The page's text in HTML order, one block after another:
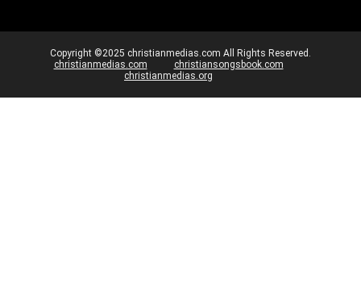
Copyright ©2025 christianmedias.com All Rights Reserved.
christianmedias.com
christiansongsbook.com
christianmedias.org